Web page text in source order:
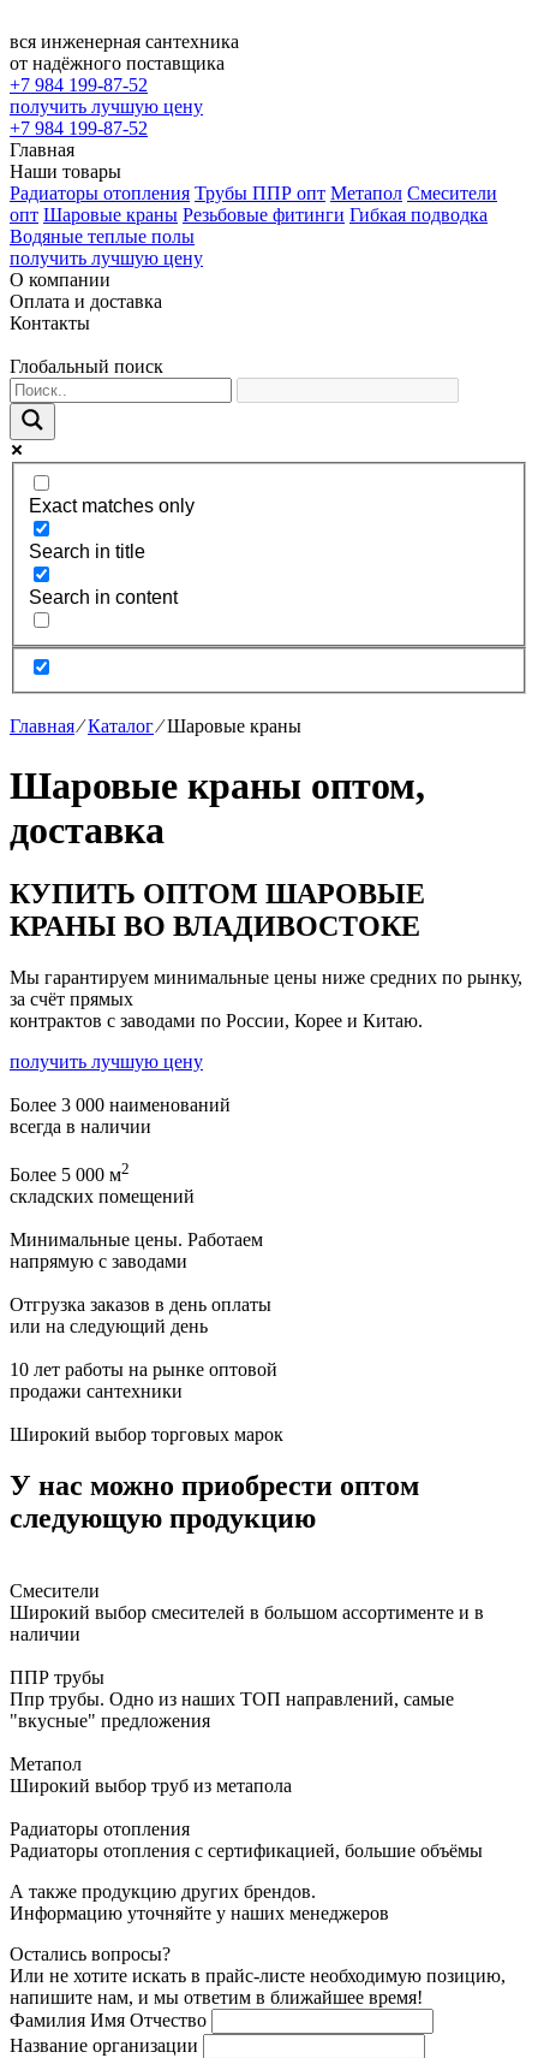
вся инженерная сантехника
от надёжного поставщика
+7 984 199-87-52
получить лучшую цену
+7 984 199-87-52
Главная
Наши товары
Радиаторы отопления Трубы ППР опт Метапол Смесители
опт Шаровые краны Резьбовые фитинги Гибкая подводка
Водяные теплые полы
получить лучшую цену
О компании
Оплата и доставка
Контакты
Глобальный поиск
Exact matches only
Search in title
Search in content
Главная⁄Каталог⁄Шаровые краны
Шаровые краны оптом,
доставка
КУПИТЬ ОПТОМ ШАРОВЫЕ
КРАНЫ ВО ВЛАДИВОСТОКЕ
Мы гарантируем минимальные цены ниже средних по рынку,
за счёт прямых
контрактов с заводами по России, Корее и Китаю.
получить лучшую цену
Более 3 000 наименований
всегда в наличии
Более 5 000 м2
складских помещений
Минимальные цены. Работаем
напрямую с заводами
Отгрузка заказов в день оплаты
или на следующий день
10 лет работы на рынке оптовой
продажи сантехники
Широкий выбор торговых марок
У нас можно приобрести оптом
следующую продукцию
Смесители
Широкий выбор смесителей в большом ассортименте и в
наличии
ППР трубы
Ппр трубы. Одно из наших ТОП направлений, самые
"вкусные" предложения
Метапол
Широкий выбор труб из метапола
Радиаторы отопления
Радиаторы отопления с сертификацией, большие объёмы
А также продукцию других брендов.
Информацию уточняйте у наших менеджеров
Остались вопросы?
Или не хотите искать в прайс-листе необходимую позицию,
напишите нам, и мы ответим в ближайшее время!
Фамилия Имя Отчество
Название организации